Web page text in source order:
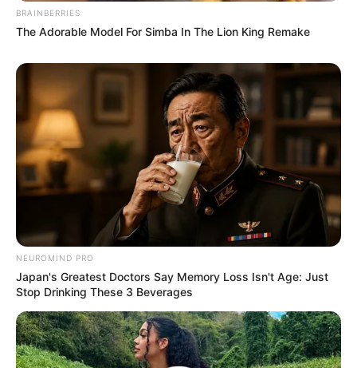
(foto: instagram/sysysy1102)
Daftar isi
Biodata & Profil
Nama Lengkap: Kim So Yeon
Nama Panggung: Kim So Yeon
Nama Panggilan:So Yeon
Tempat, Tanggal Lahir: Seoul, Korea Selatan, 2 November
1980
Kewarganegaraan: Korea Selatan
Pendidikan: Universitas Dongkuk Jurusan Teater
BRAINBERRIES
The Adorable Model For Simba In The Lion King Remake
NEUROMIND PRO
Japan's Greatest Doctors Say Memory Loss Isn't Age: Just
Stop Drinking These 3 Beverages